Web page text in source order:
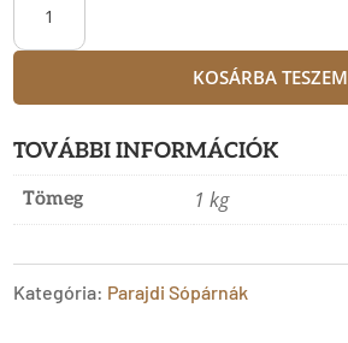
sópárna
Súly:
1kg
KOSÁRBA TESZEM
TOVÁBBI INFORMÁCIÓK
Tömeg 1 kg
Kategória: Parajdi Sópárnák